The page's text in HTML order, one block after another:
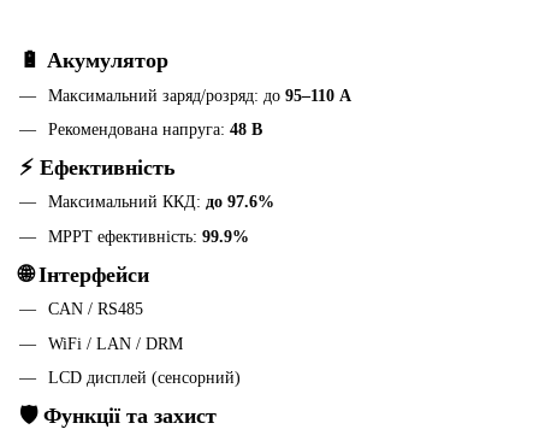
🔋 Акумулятор
Максимальний заряд/розряд: до 95–110 А
Рекомендована напруга: 48 В
⚡ Ефективність
Максимальний ККД: до 97.6%
MPPT ефективність: 99.9%
🌐 Інтерфейси
CAN / RS485
WiFi / LAN / DRM
LCD дисплей (сенсорний)
🛡️ Функції та захист